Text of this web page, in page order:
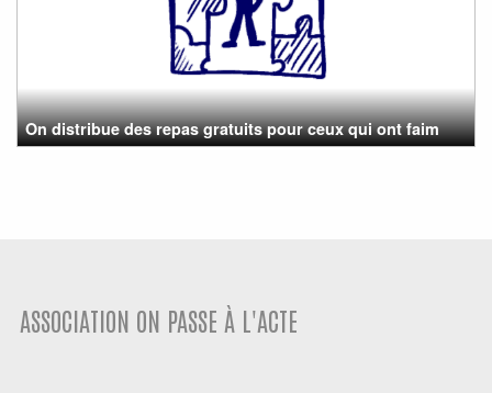
On distribue des repas gratuits pour ceux qui ont faim
ASSOCIATION ON PASSE À L'ACTE